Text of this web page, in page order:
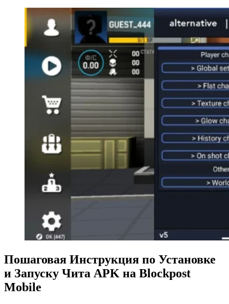
Пошаговая Инструкция по Установке
и Запуску Чита APK на Blockpost
Mobile